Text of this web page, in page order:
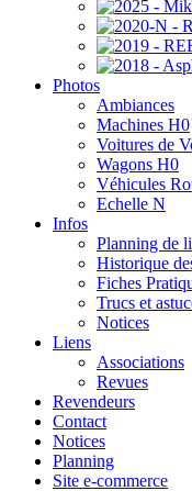
Photos
Ambiances
Machines H0
Voitures de
Wagons H0
Véhicules
Echelle N
Infos
Planning de
Historique
Fiches
Trucs et
Notices
Liens
Associations
Revues
Revendeurs
Contact
Notices
Planning
Site e-commerce